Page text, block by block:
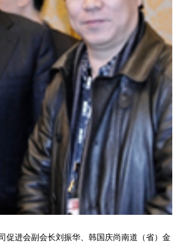
促进会副会长刘振华、韩国庆尚南道（省）金